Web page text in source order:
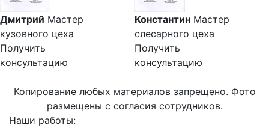
Дмитрий Мастер
кузовного цеха
Получить
консультацию
Константин Мастер
слесарного цеха
Получить
консультацию
Копирование любых материалов запрещено. Фото
размещены с согласия сотрудников.
Наши работы: